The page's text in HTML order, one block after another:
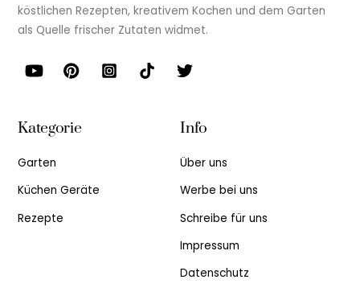
köstlichen Rezepten, kreativem Kochen und dem Garten
als Quelle frischer Zutaten widmet.
Kategorie
Garten
Küchen Geräte
Rezepte
Info
Über uns
Werbe bei uns
Schreibe für uns
Impressum
Datenschutz